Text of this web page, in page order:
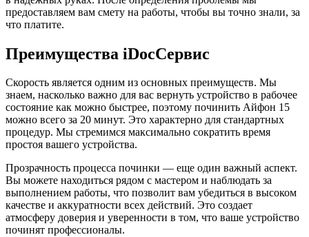
предоставляем вам смету на работы, чтобы вы точно знали, за
что платите.
Преимущества iDocСервис
Скорость является одним из основных преимуществ. Мы
знаем, насколько важно для вас вернуть устройство в рабочее
состояние как можно быстрее, поэтому починить Айфон 15
можно всего за 20 минут. Это характерно для стандартных
процедур. Мы стремимся максимально сократить время
простоя вашего устройства.
Прозрачность процесса починки — еще один важный аспект.
Вы можете находиться рядом с мастером и наблюдать за
выполнением работы, что позволит вам убедиться в высоком
качестве и аккуратности всех действий. Это создает
атмосферу доверия и уверенности в том, что ваше устройство
починят профессионалы.